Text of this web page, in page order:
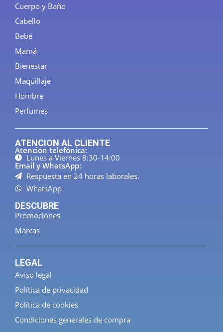
Cuerpo y Baño
Cabello
Bebé
Mamá
Bienestar
Maquillaje
Hombre
Perfumes
ATENCION AL CLIENTE
Atención telefónica:
Lunes a Viernes 8:30-14:00
Email y WhatsApp:
Respuesta en 24 horas laborales.
WhatsApp
DESCUBRE
Promociones
Marcas
LEGAL
Aviso legal
Política de privacidad
Política de cookies
Condiciones generales de compra